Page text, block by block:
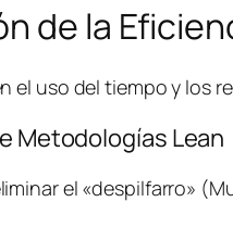
de la
el uso del tiempo y los
Metodologías Lean
el «despilfarro»